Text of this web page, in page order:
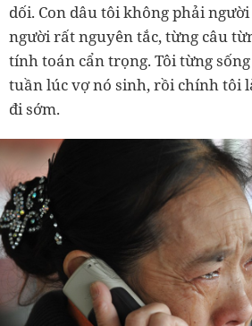
dối. Con dâu tôi không phải
người rất nguyên tắc, từng câu
tính toán cẩn trọng. Tôi từng
tuần lúc vợ nó sinh, rồi chính tôi
đi sớm.